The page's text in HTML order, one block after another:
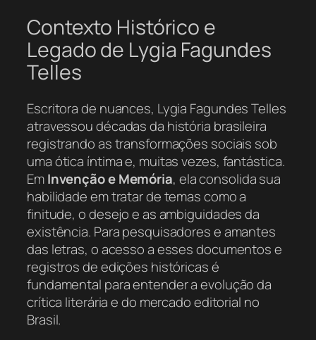
Contexto Histórico e
Legado de Lygia Fagundes
Telles
Escritora de nuances, Lygia Fagundes Telles
atravessou décadas da história brasileira
registrando as transformações sociais sob
uma ótica íntima e, muitas vezes, fantástica.
EmInvenção e Memória, ela consolida sua
habilidade em tratar de temas como a
finitude, o desejo e as ambiguidades da
existência. Para pesquisadores e amantes
das letras, o acesso a esses documentos e
registros de edições históricas é
fundamental para entender a evolução da
crítica literária e do mercado editorial no
Brasil.